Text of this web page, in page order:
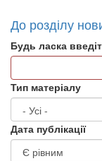
До розділу
Будь ласка
Тип матеріалу
Дата публікації